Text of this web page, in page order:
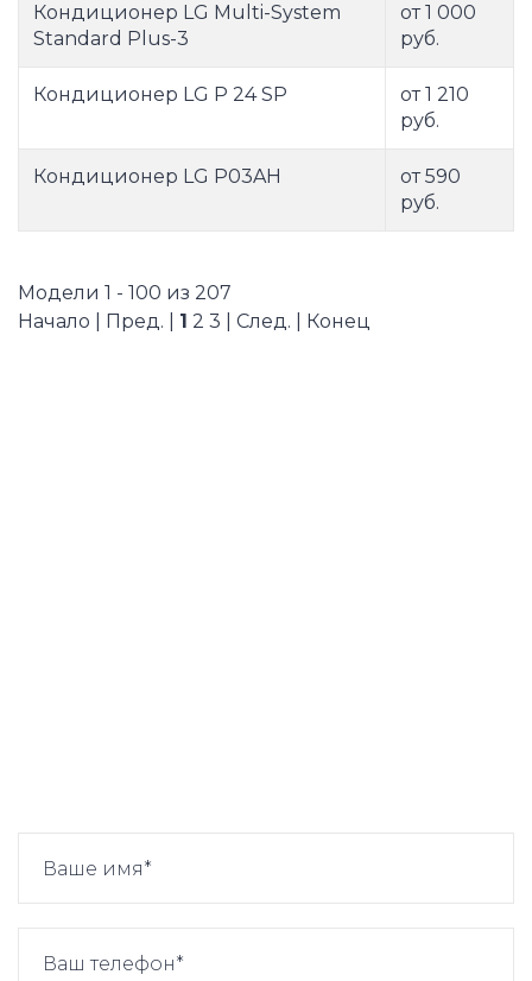
Кондиционер LG Multi-System
Standard Plus-3
от 1 000
руб.
Кондиционер LG P 24 SP
от 1 210
руб.
Кондиционер LG P03AH
от 590
руб.
Модели 1 - 100 из 207
Начало | Пред. | 1 2 3 След. Конец